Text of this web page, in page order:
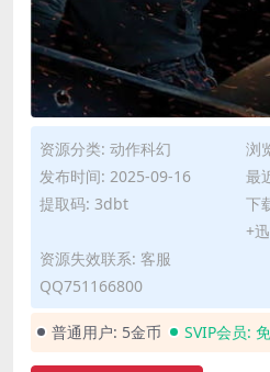
资源分类: 动作科幻
浏
发布时间: 2025-09-16
最
提取码: 3dbt
下
+
资源失效联系: 客服
QQ751166800
普通用户: 5金币 SVIP会员: